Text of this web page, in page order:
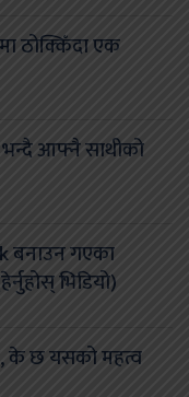
ठोक्किँदा एक
आफ्नै साथीको
बनाउन गएका
भिडियो)
के छ यसको महत्व